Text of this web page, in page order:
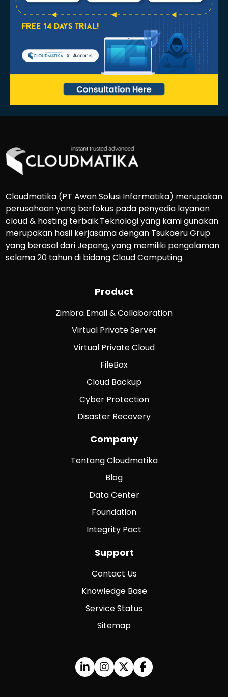
Cloudmatika (PT Awan Solusi Informatika) merupakan
perusahaan yang berfokus pada penyedia layanan
cloud & hosting terbaik.Teknologi yang kami gunakan
merupakan hasil kerjasama dengan Tsukaeru Grup
yang berasal dari Jepang, yang memiliki pengalaman
selama 20 tahun di bidang Cloud Computing.
Product
Zimbra Email & Collaboration
Virtual Private Server
Virtual Private Cloud
FileBox
Cloud Backup
Cyber Protection
Disaster Recovery
Company
Tentang Cloudmatika
Blog
Data Center
Foundation
Integrity Pact
Support
Contact Us
Knowledge Base
Service Status
Sitemap